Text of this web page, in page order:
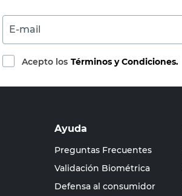
E-mail
Acepto los Términos y Condiciones.
Ayuda
Preguntas Frecuentes
Validación Biométrica
Defensa al consumidor